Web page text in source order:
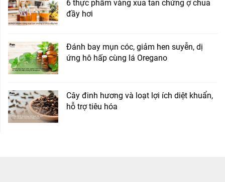
6 thực phẩm vàng xua tan chứng ợ chua
đầy hơi
Đánh bay mụn cóc, giảm hen suyễn, dị
ứng hô hấp cùng lá Oregano
Cây đinh hương và loạt lợi ích diệt khuẩn,
hỗ trợ tiêu hóa